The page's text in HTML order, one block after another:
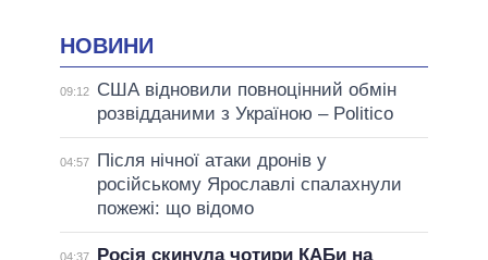
НОВИНИ
09:12
США відновили повноцінний обмін
розвідданими з Україною – Politico
04:57
Після нічної атаки дронів у
російському Ярославлі спалахнули
пожежі: що відомо
04:37
Росія скинула чотири КАБи на